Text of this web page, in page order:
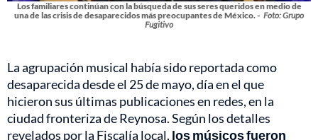
Los familiares continúan con la búsqueda de sus seres queridos en medio de
una de las crisis de desaparecidos más preocupantes de México. - Foto: Grupo
Fugitivo
La agrupación musical había sido reportada como
desaparecida desde el 25 de mayo, día en el que
hicieron sus últimas publicaciones en redes, en la
ciudad fronteriza de Reynosa. Según los detalles
revelados por la Fiscalía local, los músicos fueron